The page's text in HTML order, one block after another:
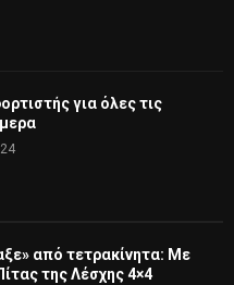
για όλες τις
από τετρακίνητα: Με
της Λέσχης 4×4